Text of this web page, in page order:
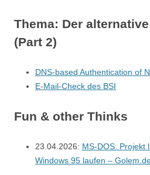
Thema: Der
(Part 2)
DNS-based Authentication of
E-Mail-Check des BSI
Fun & other Thinks
23.04.2026: MS-DOS: Projekt
Windows 95 laufen –